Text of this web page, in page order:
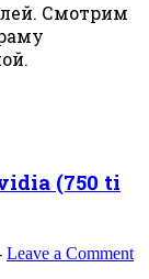
Смотрим
(750 ti
Leave a Comment